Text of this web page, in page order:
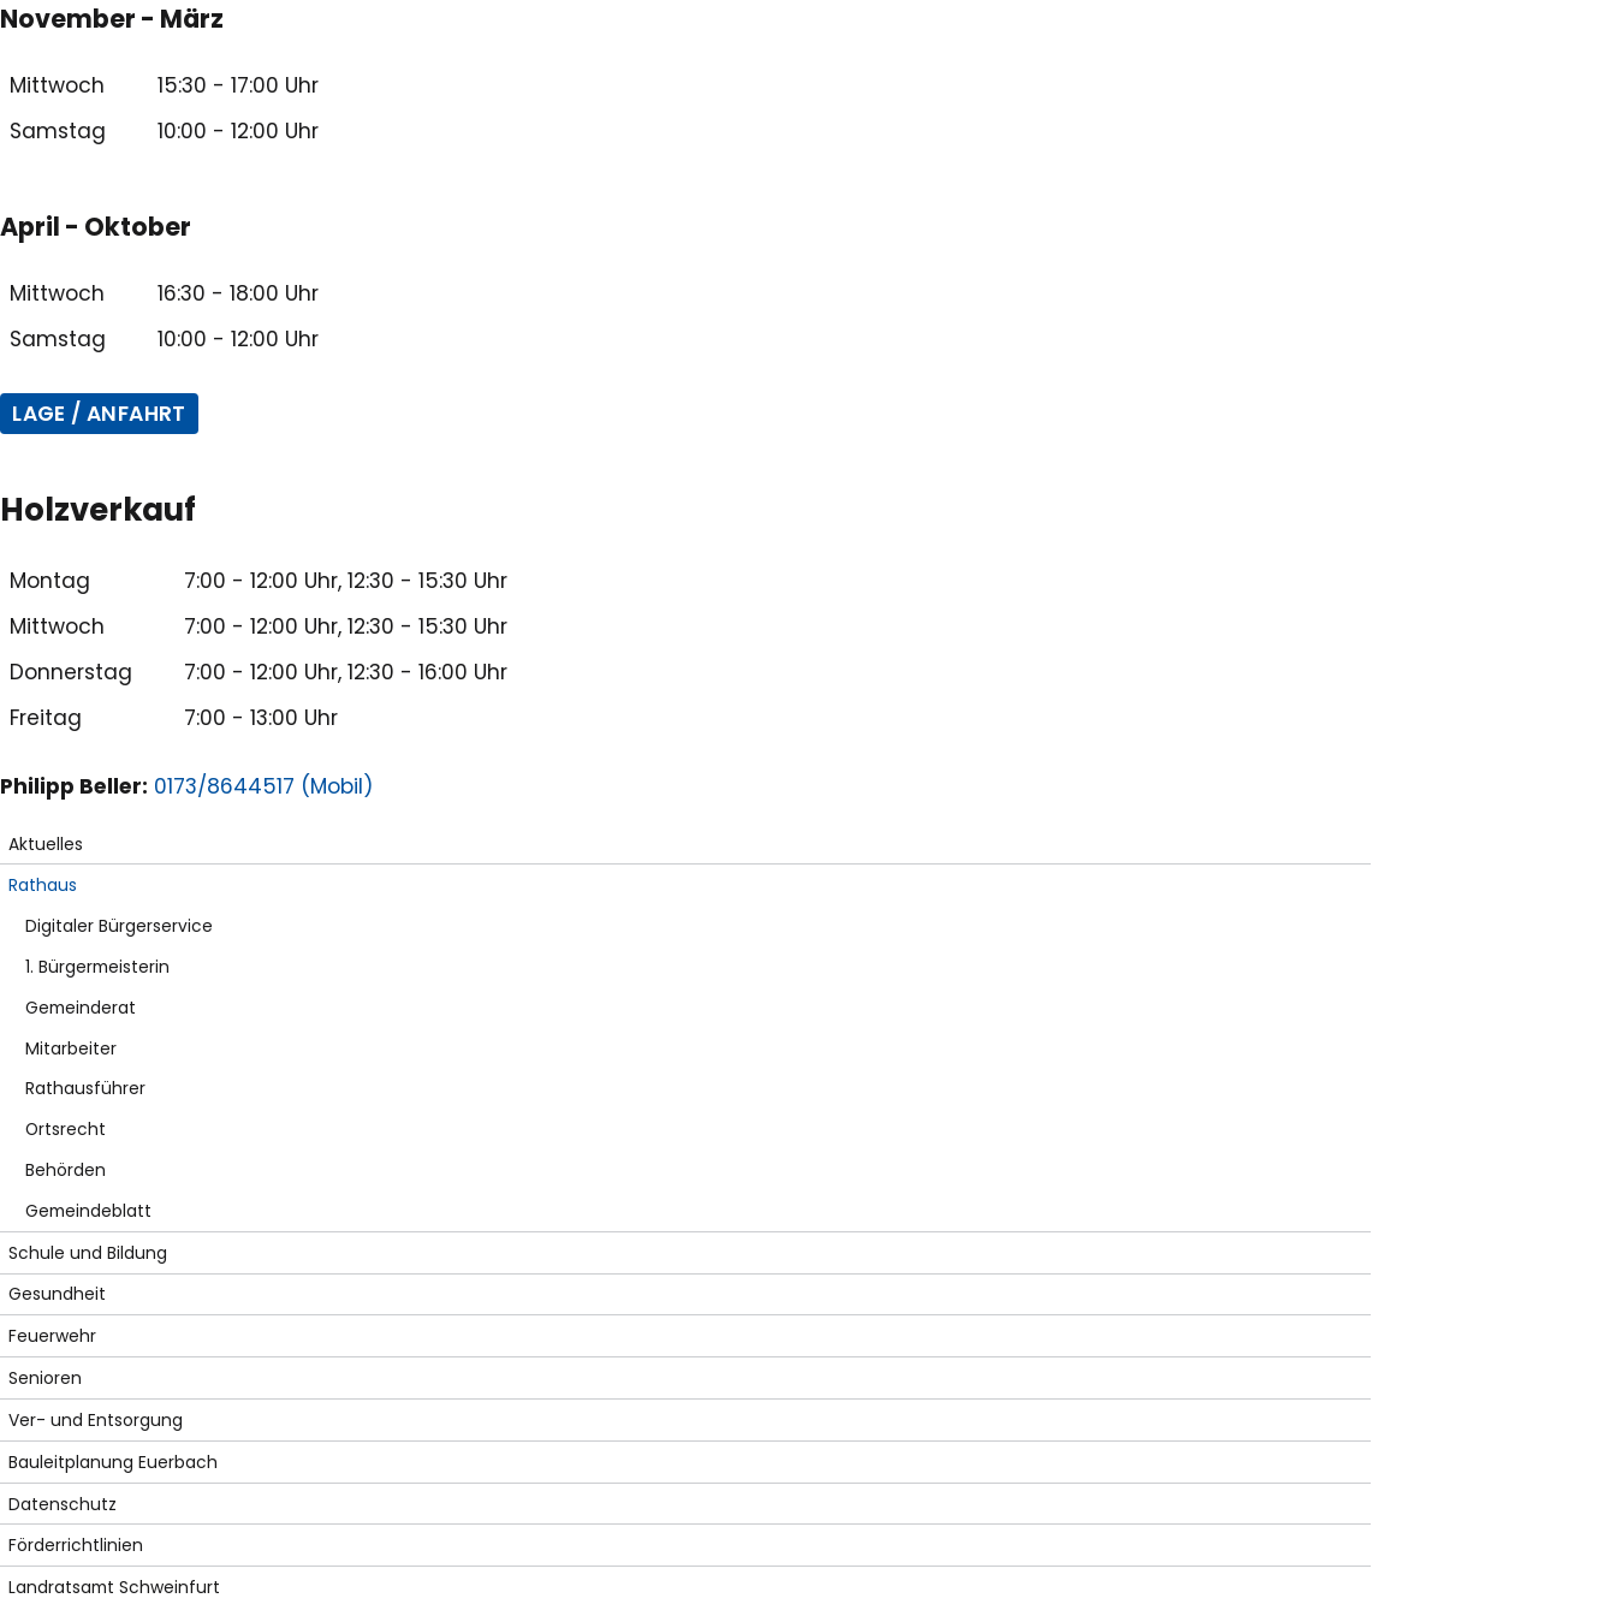
November - März
Mittwoch
15:30 - 17:00 Uhr
Samstag
10:00 - 12:00 Uhr
April - Oktober
Mittwoch
16:30 - 18:00 Uhr
Samstag
10:00 - 12:00 Uhr
LAGE / ANFAHRT
Holzverkauf
Montag
7:00 - 12:00 Uhr, 12:30 - 15:30 Uhr
Mittwoch
7:00 - 12:00 Uhr, 12:30 - 15:30 Uhr
Donnerstag
7:00 - 12:00 Uhr, 12:30 - 16:00 Uhr
Freitag
7:00 - 13:00 Uhr
Philipp Beller: 0173/8644517 (Mobil)
Aktuelles
Rathaus
Digitaler Bürgerservice
1. Bürgermeisterin
Gemeinderat
Mitarbeiter
Rathausführer
Ortsrecht
Behörden
Gemeindeblatt
Schule und Bildung
Gesundheit
Feuerwehr
Senioren
Ver- und Entsorgung
Bauleitplanung Euerbach
Datenschutz
Förderrichtlinien
Landratsamt Schweinfurt